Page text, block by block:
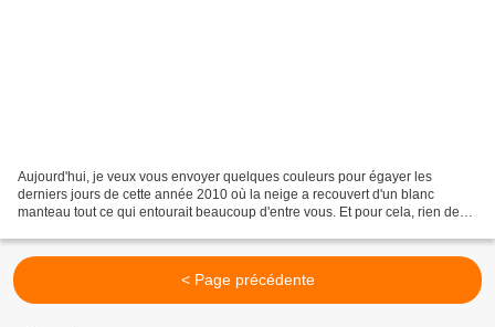
Aujourd'hui, je veux vous envoyer quelques couleurs pour égayer les
derniers jours de cette année 2010 où la neige a recouvert d'un blanc
manteau tout ce qui entourait beaucoup d'entre vous. Et pour cela, rien de
< Page précédente